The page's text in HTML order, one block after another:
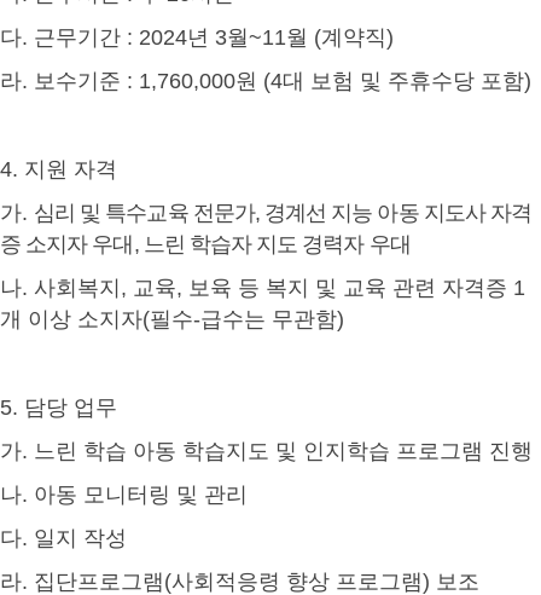
다. 근무기간 : 2024년 3월~11월 (계약직)
라. 보수기준 : 1,760,000원 (4대 보험 및 주휴수당 포함)
4. 지원 자격
가. 심리 및 특수교육 전문가, 경계선 지능 아동 지도사 자격
증 소지자 우대 , 느린 학습자 지도 경력자 우대
나. 사회복지 , 교육, 보육 등 복지 및 교육 관련 자격증 1
개 이상 소지자(필수-급수는 무관함)
5. 담당 업무
가. 느린 학습 아동 학습지도 및 인지학습 프로그램 진행
나. 아동 모니터링 및 관리
다. 일지 작성
라. 집단프로그램(사회적응령 향상 프로그램) 보조